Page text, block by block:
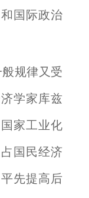
国际政治
规律又受
学家库兹
家工业化
国民经济
先提高后